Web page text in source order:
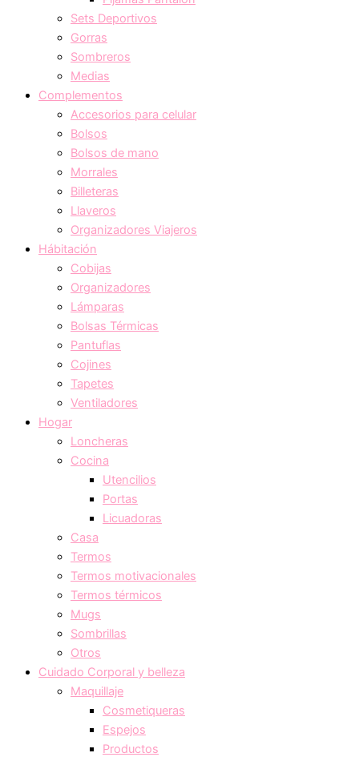
Sets Deportivos
Gorras
Sombreros
Medias
Complementos
Accesorios para celular
Bolsos
Bolsos de mano
Morrales
Billeteras
Llaveros
Organizadores Viajeros
Hábitación
Cobijas
Organizadores
Lámparas
Bolsas Térmicas
Pantuflas
Cojines
Tapetes
Ventiladores
Hogar
Loncheras
Cocina
Utencilios
Portas
Licuadoras
Casa
Termos
Termos motivacionales
Termos térmicos
Mugs
Sombrillas
Otros
Cuidado Corporal y belleza
Maquillaje
Cosmetiqueras
Espejos
Productos